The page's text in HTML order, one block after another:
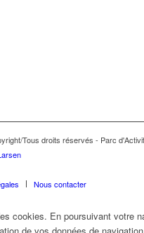
Tous droits réservés - Parc
Nous contacter
cookies. En poursuivant votre